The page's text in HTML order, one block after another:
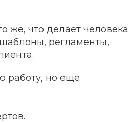
же, что делает человека
регламенты,
работу, но еще